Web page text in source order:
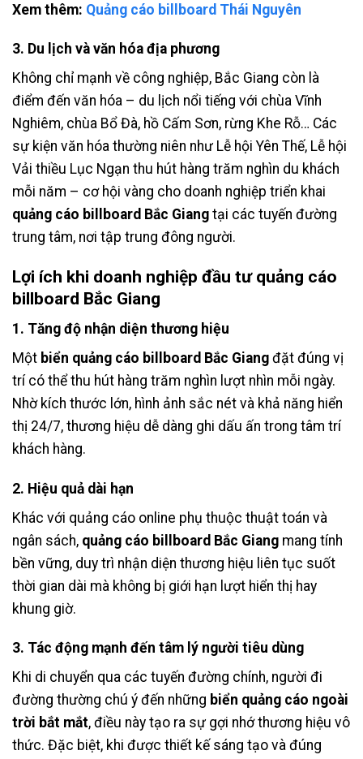
Xem thêm: Quảng cáo billboard Thái Nguyên
3. Du lịch và văn hóa địa phương
Không chỉ mạnh về công nghiệp, Bắc Giang còn là
điểm đến văn hóa – du lịch nổi tiếng với chùa Vĩnh
Nghiêm, chùa Bổ Đà, hồ Cấm Sơn, rừng Khe Rỗ… Các
sự kiện văn hóa thường niên như Lễ hội Yên Thế, Lễ hội
Vải thiều Lục Ngạn thu hút hàng trăm nghìn du khách
mỗi năm – cơ hội vàng cho doanh nghiệp triển khai
quảng cáo billboard Bắc Giang tại các tuyến đường
trung tâm, nơi tập trung đông người.
Lợi ích khi doanh nghiệp đầu tư quảng cáo
billboard Bắc Giang
1. Tăng độ nhận diện thương hiệu
Một biển quảng cáo billboard Bắc Giang đặt đúng vị
trí có thể thu hút hàng trăm nghìn lượt nhìn mỗi ngày.
Nhờ kích thước lớn, hình ảnh sắc nét và khả năng hiển
thị 24/7, thương hiệu dễ dàng ghi dấu ấn trong tâm trí
khách hàng.
2. Hiệu quả dài hạn
Khác với quảng cáo online phụ thuộc thuật toán và
ngân sách, quảng cáo billboard Bắc Giang mang tính
bền vững, duy trì nhận diện thương hiệu liên tục suốt
thời gian dài mà không bị giới hạn lượt hiển thị hay
khung giờ.
3. Tác động mạnh đến tâm lý người tiêu dùng
Khi di chuyển qua các tuyến đường chính, người đi
đường thường chú ý đến những biển quảng cáo ngoài
trời bắt mắt, điều này tạo ra sự gợi nhớ thương hiệu vô
thức. Đặc biệt, khi được thiết kế sáng tạo và đúng